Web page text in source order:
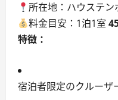
所在地：ハウステン
料金目安：1泊1室
特徴：
宿泊者限定のクルーザ